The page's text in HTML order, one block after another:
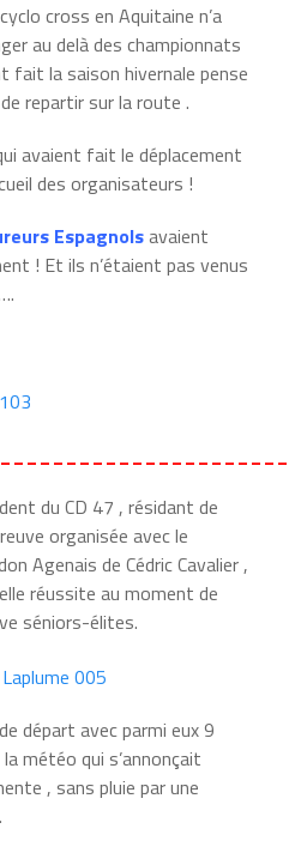
cross en Aquitaine n’a
au delà des championnats
fait la saison hivernale pense
repartir sur la route .
avaient fait le déplacement
des organisateurs !
Espagnolsavaient
! Et ils n’étaient pas venus
du CD 47 , résidant de
organisée avec le
Agenais de Cédric Cavalier ,
réussite au moment de
séniors-élites.
départ avec parmi eux 9
météo qui s’annonçait
, sans pluie par une